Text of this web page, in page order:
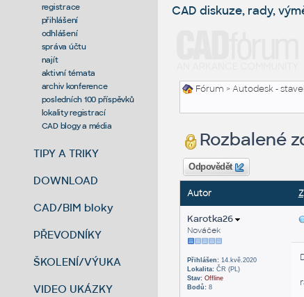
registrace
přihlášení
odhlášení
správa účtu
najít
aktivní témata
archiv konference
posledních 100 příspěvků
lokality registrací
CAD blogy a média
TIPY A TRIKY
DOWNLOAD
CAD/BIM bloky
PŘEVODNÍKY
ŠKOLENÍ/VÝUKA
VIDEO UKÁZKY
CAD diskuze, rady,
Fórum >Autodesk -
Rozbalené
Odpovědět
Autor
Karotka26
Nováček
Přihlášen:14.kvě.2020
Lokalita:ČR (PL)
Stav: Offline
Bodů:8